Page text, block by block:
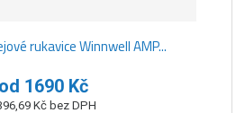
rukavice Winnwell AMP...
od 1690 Kč
Kč bez DPH